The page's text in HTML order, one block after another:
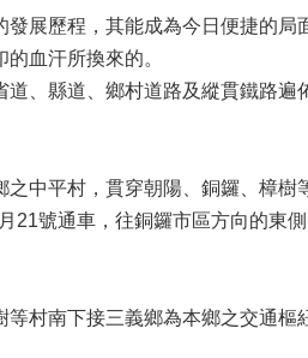
展歷程，其能成為今日便捷的局
血汗所換來的。
、縣道、鄉村道路及縱貫鐵路遍
中平村，貫穿朝陽、銅鑼、樟樹
21號通車，往銅鑼市區方向的東
村南下接三義鄉為本鄉之交通樞